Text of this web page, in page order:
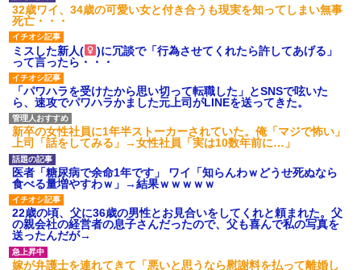
32歳ワイ、34歳の可愛い女と付き合うも現実を知ってしまい無事
死亡・・・
ミスした新人(
)に冗談で「行為させてくれたら許してあげる」
って言ったら・・・
「パワハラを受けたから思い切って転職した」とSNSで呟いた
ら、速攻でパワハラかました元上司がLINEを送ってきた。
新卒の女性社員に1年半ストーカーされていた。俺「マジで怖い」
上司「話をしてみる」→女性社員「実は10数年前に…」
医者「糖尿病で余命1年です」 ワイ「知らんわｗどうせ死ぬなら
食べる量増やすわｗ」→結果ｗｗｗｗｗ
22歳の頃、父に36歳の男性とお見合いをしてくれと頼まれた。父
の親会社の経営者の息子さんだったので、父も喜んで私の写真を
送ったんだが→
嫁が弁護士を連れてきて「悪いと思うなら慰謝料を払って離婚し